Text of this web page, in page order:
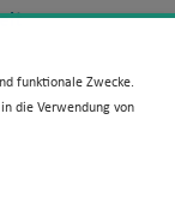
funktionale Zwecke.
die Verwendung von